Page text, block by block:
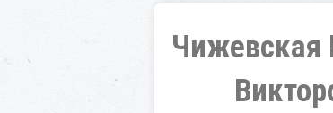
Чижевская